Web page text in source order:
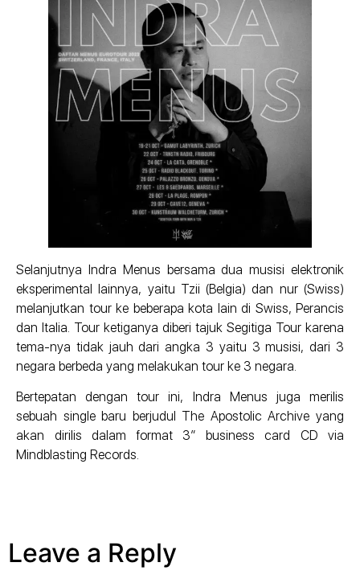
Selanjutnya Indra Menus bersama dua musisi elektronik
eksperimental lainnya, yaitu Tzii (Belgia) dan nur (Swiss)
melanjutkan tour ke beberapa kota lain di Swiss, Perancis
dan Italia. Tour ketiganya diberi tajuk Segitiga Tour karena
tema-nya tidak jauh dari angka 3 yaitu 3 musisi, dari 3
negara berbeda yang melakukan tour ke 3 negara.
Bertepatan dengan tour ini, Indra Menus juga merilis
sebuah single baru berjudul The Apostolic Archive yang
akan dirilis dalam format 3” business card CD via
Mindblasting Records.
Leave a Reply